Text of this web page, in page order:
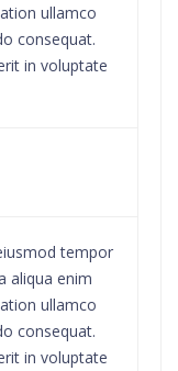
ullamco
consequat.
in voluptate
tempor
aliqua enim
ullamco
consequat.
in voluptate